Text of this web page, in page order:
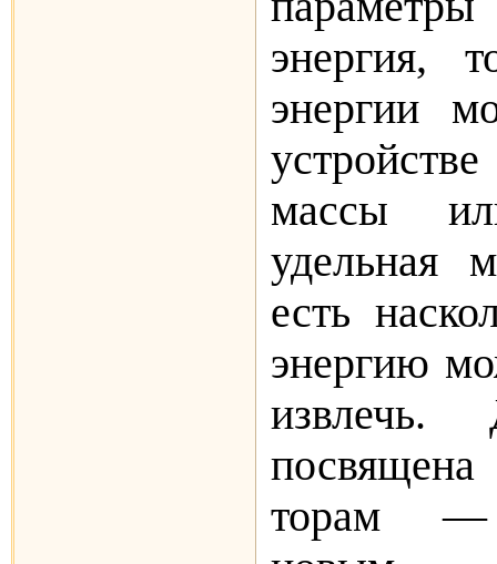
энергия,
энергии
массы
удельная
есть
энергию
извлечь.
торам —